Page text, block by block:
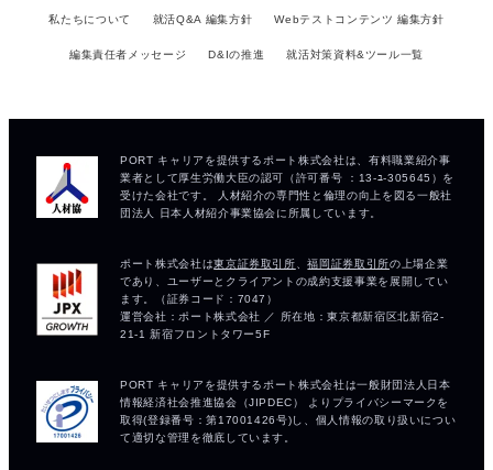
私たちについて 就活Q&A 編集方針 Webテストコンテンツ 編集方針
編集責任者メッセージ D&Iの推進 就活対策資料&ツール一覧